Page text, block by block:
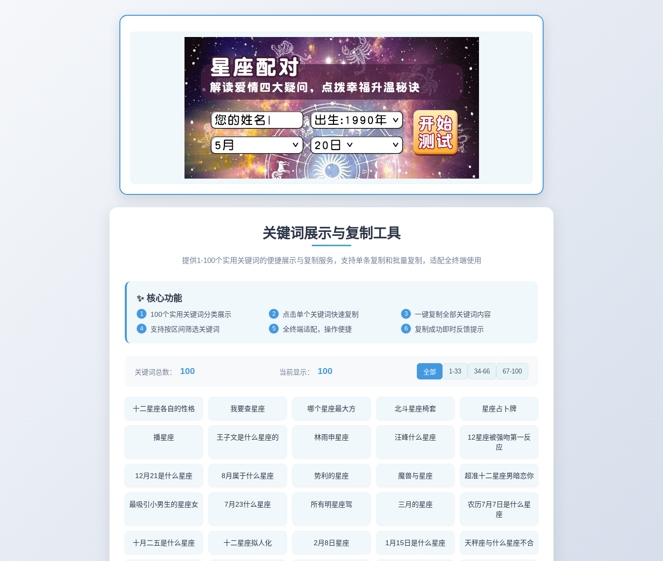
关键词展示与复制工具
提供1-100个实用关键词的便捷展示与复制服务，支持单条复制和批量复制，适配全终端使用
✨ 核心功能
1 100个实用关键词分类展示 2 点击单个关键词快速复制 3 一键复制全部关键词内容
4 支持按区间筛选关键词 5 全终端适配，操作便捷 6 复制成功即时反馈提示
关键词总数： 100 当前显示： 100 全部 1-33 34-66 67-100
十二星座各自的性格 我要查星座 哪个星座最大方 北斗星座椅套 星座占卜牌
播星座 王子文是什么星座的 林雨申星座 汪峰什么星座
12星座被强吻第一反
应
12月21是什么星座 8月属于什么星座 势利的星座 魔兽与星座 超准十二星座男暗恋你
最吸引小男生的星座女 7月23什么星座 所有明星座驾 三月的星座
农历7月7日是什么星
座
十月二五是什么星座 十二星座拟人化 2月8日星座 1月15日是什么星座 天秤座与什么星座不合